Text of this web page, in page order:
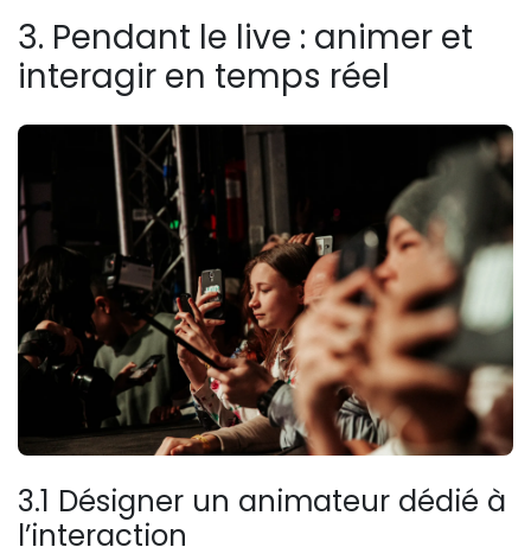
3. Pendant le live : animer et
interagir en temps réel
3.1 Désigner un animateur dédié à
l’interaction